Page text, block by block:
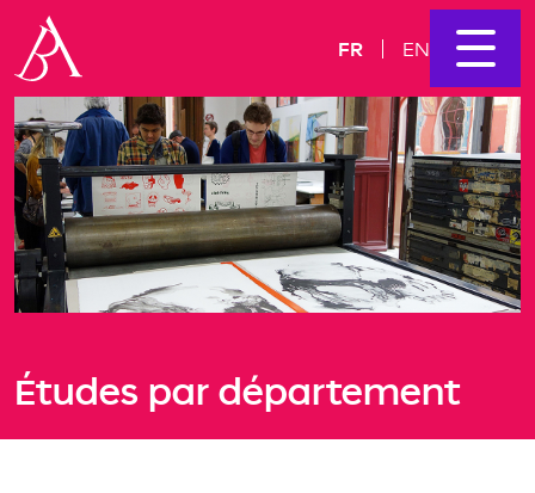
FR EN
Études par département